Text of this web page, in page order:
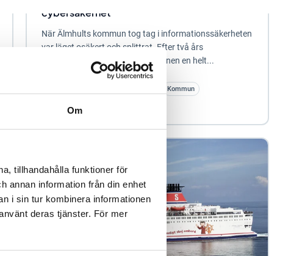
Om
tillhandahålla funktioner för
annan information från din enhet
i sin tur kombinera informationen
deras tjänster. För mer
cybersäkerhet
När Älmhults kommun tog tag i informationssäkerheten
var läget osäkert och splittrat. Efter två års
målmedvetna insatser är situationen en helt...
Kommun